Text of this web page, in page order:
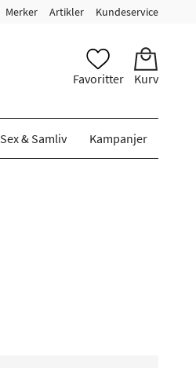
Merker Artikler Kundeservice
Favoritter Kurv
Sex & Samliv Kampanjer